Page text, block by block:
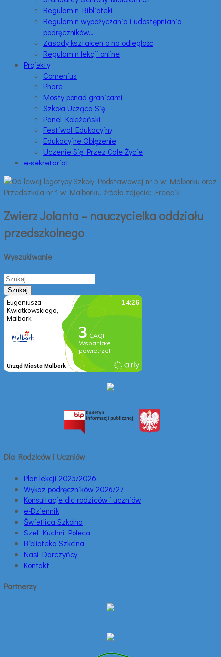
Regulamin Biblioteki
Regulamin wypożyczania i udostępniania
podręczników…
Zasady kształcenia na odległość
Regulamin lekcji online
Projekty
Comenius
Phare
Mosty ponad granicami
Szkoła Ucząca Się
Panel Koleżeński
Festiwal Edukacyjny
Edukacyjne Oblężenie
Uczenie Się Przez Całe Życie
e-sekretariat
Zwierz Jolanta – nauczycielka oddziału
przedszkolnego
Wyszukiwanie
Dla Rodziców i Uczniów
Plan lekcji 2025/2026
Wykaz podręczników 2026/27
Konsultacje dla rodziców i uczniów
e-Dziennik
Świetlica Szkolna
Szef Kuchni Poleca
Biblioteka Szkolna
Nasi Darczyńcy
Kontakt
Partnerzy